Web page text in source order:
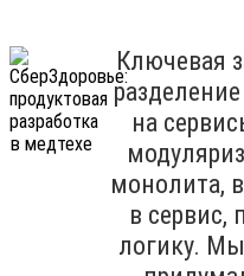
Ключевая
на
монолита,
в сервис,
логику.